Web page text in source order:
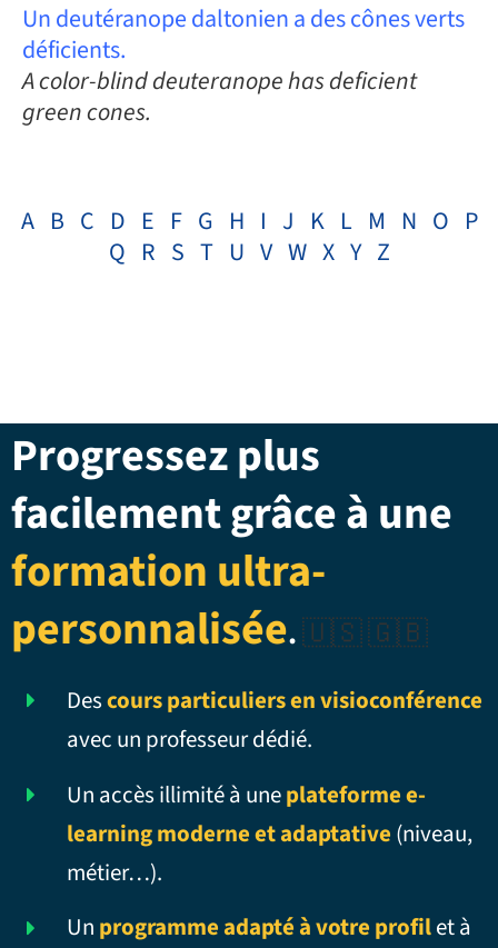
Un deutéranope daltonien a des cônes verts
déficients.
A color-blind deuteranope has deficient
green cones.
A B C D E F G H I J K L M N O P
Q R S T U V W X Y Z
Progressez plus
facilement grâce à une
formation ultra-
personnalisée.🇺🇸 🇬🇧
Descours particuliers en visioconférence
avec un professeur dédié.
Un accès illimité à uneplateforme e-
learning moderne et adaptative (niveau,
métier…).
Un programme adapté à votre profilet à